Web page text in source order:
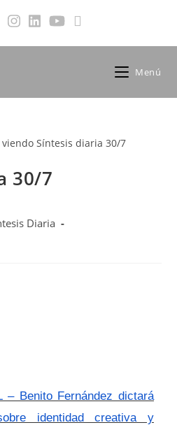
Menú
30/7
Diaria
– Benito Fernández dictará
identidad creativa y